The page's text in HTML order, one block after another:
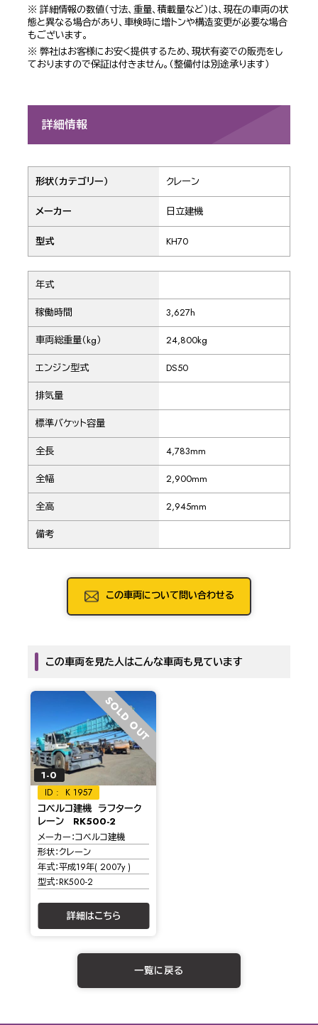
※ 詳細情報の数値（寸法、重量、積載量など）は、現在の車両の状
態と異なる場合があり、車検時に増トンや構造変更が必要な場合
もございます。
※ 弊社はお客様にお安く提供するため、現状有姿での販売をし
ておりますので保証は付きません。（整備付は別途承ります）
詳細情報
形状（カテゴリー） クレーン
メーカー 日立建機
型式 KH70
年式
稼働時間 3,627h
車両総重量（kg） 24,800kg
エンジン型式 DS50
排気量
標準バケット容量
全長 4,783mm
全幅 2,900mm
全高 2,945mm
備考
この車両について問い合わせる
この車両を見た人はこんな車両も見ています
SOLD OUT
1-0
K 1957
コベルコ建機 ラフターク
レーン RK500-2
メーカー コベルコ建機
形状 クレーン
年式 平成19年( 2007y )
型式 RK500-2
詳細はこちら
一覧に戻る